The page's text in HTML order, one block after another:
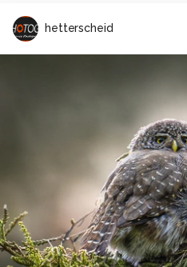
hetterscheid